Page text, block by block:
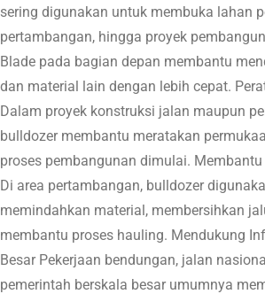
sering digunakan untuk membuka lahan
pertambangan, hingga proyek
Blade pada bagian depan membantu
dan material lain dengan lebih cepat.
Dalam proyek konstruksi jalan maupun
bulldozer membantu meratakan
proses pembangunan dimulai.
Di area pertambangan, bulldozer
memindahkan material, membersihkan
membantu proses hauling. Mendukung
Besar Pekerjaan bendungan, jalan
pemerintah berskala besar umumnya